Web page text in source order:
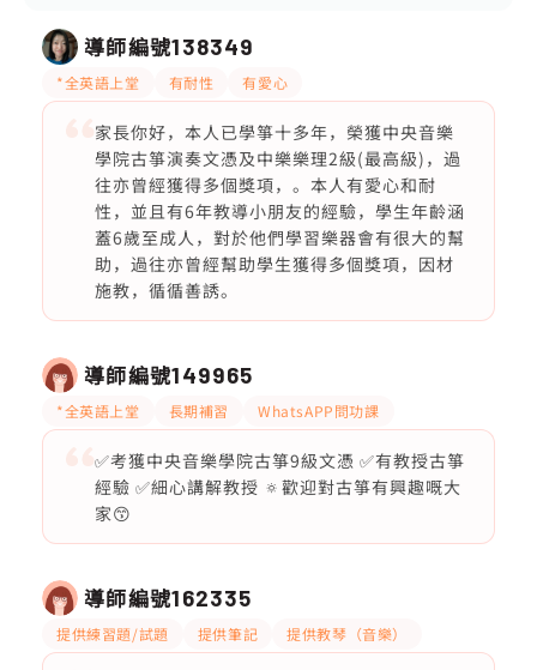
導師編號138349
*全英語上堂 有耐性 有愛心
家長你好，本人已學箏十多年，榮獲中央音樂
學院古箏演奏文憑及中樂樂理2級(最高級)，過
往亦曾經獲得多個獎項，。本人有愛心和耐
性，並且有6年教導小朋友的經驗，學生年齡涵
蓋6歲至成人，對於他們學習樂器會有很大的幫
助，過往亦曾經幫助學生獲得多個獎項，因材
施教，循循善誘。
導師編號149965
*全英語上堂 長期補習 WhatsAPP問功課
✅考獲中央音樂學院古箏9級文憑 ✅有教授古箏
經驗 ✅細心講解教授 🔅歡迎對古箏有興趣嘅大
家😙
導師編號162335
提供練習題/試題 提供筆記 提供教琴（音樂）